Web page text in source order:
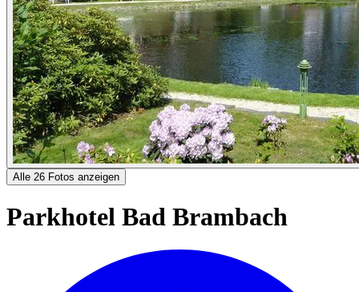
Alle 26 Fotos anzeigen
Parkhotel Bad Brambach